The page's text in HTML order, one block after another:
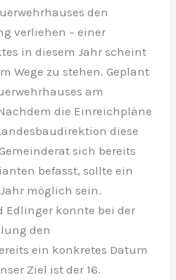
den
verliehen – einer
in diesem Jahr scheint
Wege zu stehen. Geplant
am
die Einreichpläne
diese
sich bereits
befasst, sollte ein
möglich sein.
Edlinger konnte bei der
den
ein konkretes Datum
Ziel ist der 16.